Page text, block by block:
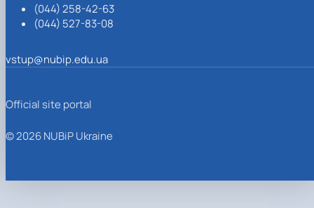
(044) 258-42-63
(044) 527-83-08
vstup@nubip.edu.ua
Official site portal
© 2026 NUBiP Ukraine